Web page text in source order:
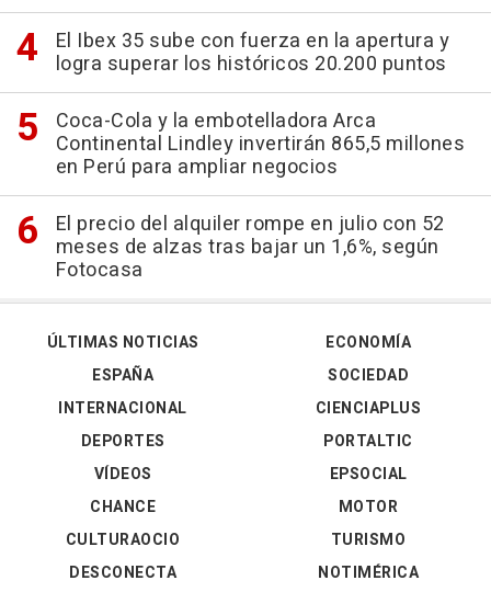
El Ibex 35 sube con fuerza en la apertura y
logra superar los históricos 20.200 puntos
Coca-Cola y la embotelladora Arca
Continental Lindley invertirán 865,5 millones
en Perú para ampliar negocios
El precio del alquiler rompe en julio con 52
meses de alzas tras bajar un 1,6%, según
Fotocasa
ÚLTIMAS NOTICIAS
ESPAÑA
INTERNACIONAL
DEPORTES
VÍDEOS
ECONOMÍA
SOCIEDAD
CIENCIAPLUS
PORTALTIC
EPSOCIAL
CHANCE
CULTURAOCIO
DESCONECTA
MOTOR
TURISMO
NOTIMÉRICA